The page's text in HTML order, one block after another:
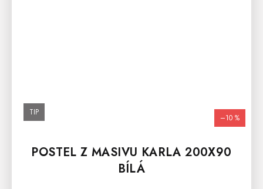
TIP
–10 %
POSTEL Z MASIVU KARLA 200X90
BÍLÁ